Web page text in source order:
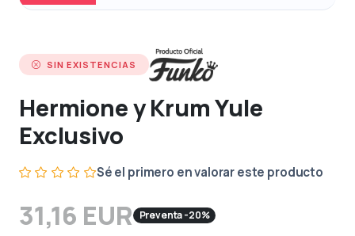
SIN EXISTENCIAS
Hermione y Krum Yule
Exclusivo
Sé el primero en valorar este producto
31,16 EUR Preventa -20%